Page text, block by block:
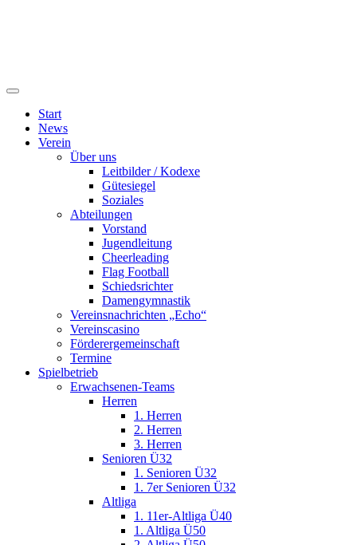
Start
News
Verein
Über uns
Leitbilder / Kodexe
Gütesiegel
Soziales
Abteilungen
Vorstand
Jugendleitung
Cheerleading
Flag Football
Schiedsrichter
Damengymnastik
Vereinsnachrichten „Echo“
Vereinscasino
Förderergemeinschaft
Termine
Spielbetrieb
Erwachsenen-Teams
Herren
1. Herren
2. Herren
3. Herren
Senioren Ü32
1. Senioren Ü32
1. 7er Senioren Ü32
Altliga
1. 11er-Altliga Ü40
1. Altliga Ü50